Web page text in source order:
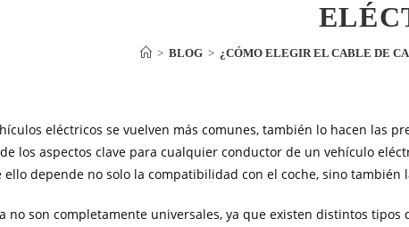
> BLOG > ¿CÓMO ELEGIR EL CABLE DE
eléctricos se vuelven más comunes, también lo hacen las
los aspectos clave para cualquier conductor de un vehículo
ello depende no solo la compatibilidad con el coche, sino también
no son completamente universales, ya que existen distintos tipos